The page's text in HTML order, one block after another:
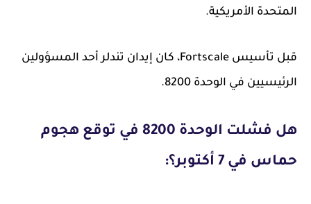
المتحدة الأمريكية.
قبل تأسيس Fortscale، كان إيدان تندلر أحد المسؤولين
الرئيسيين في الوحدة 8200.
هل فشلت الوحدة 8200 في توقع هجوم
حماس في 7 أكتوبر؟: